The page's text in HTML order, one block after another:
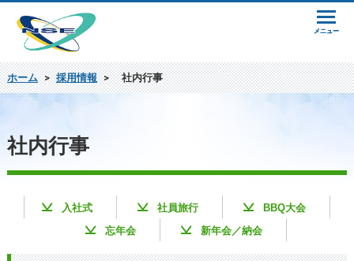
ホーム > 採用情報 > 社内行事
社内行事
入社式 社員旅行
BBQ大会
忘年会
新年会／納会